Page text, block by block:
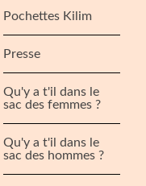
Pochettes Kilim
Presse
Qu'y a t'il dans le
sac des femmes ?
Qu'y a t'il dans le
sac des hommes ?